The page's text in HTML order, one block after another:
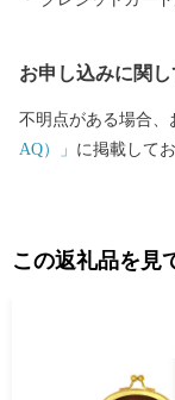
です。 ※長期不在、
った場合、再発送
け取りできない期
お申し込みに関し
不明点がある場合、
AQ）」 に掲載して
この返礼品を見